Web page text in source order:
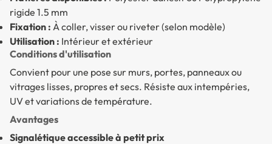
rigide 1.5 mm
Fixation : À coller, visser ou riveter (selon modèle)
Utilisation : Intérieur et extérieur
Conditions d'utilisation
Convient pour une pose sur murs, portes, panneaux ou
vitrages lisses, propres et secs. Résiste aux intempéries,
UV et variations de température.
Avantages
Signalétique accessible à petit prix